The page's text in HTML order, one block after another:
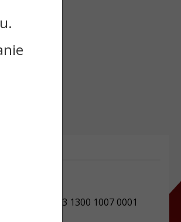
1150 2213 1300 1007 0001